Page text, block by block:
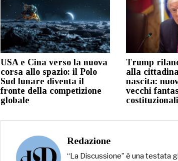
USA e Cina verso la nuova
corsa allo spazio: il Polo
Sud lunare diventa il
fronte della competizione
globale
Trump
alla
nascita:
vecchi
costituzionali
Redazione
“La Discussione” è una testata